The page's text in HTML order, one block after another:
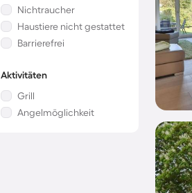
Nichtraucher
Haustiere nicht gestattet
Barrierefrei
Aktivitäten
Grill
Angelmöglichkeit